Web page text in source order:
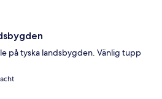
på tyska landsbygden. Vänlig tupp